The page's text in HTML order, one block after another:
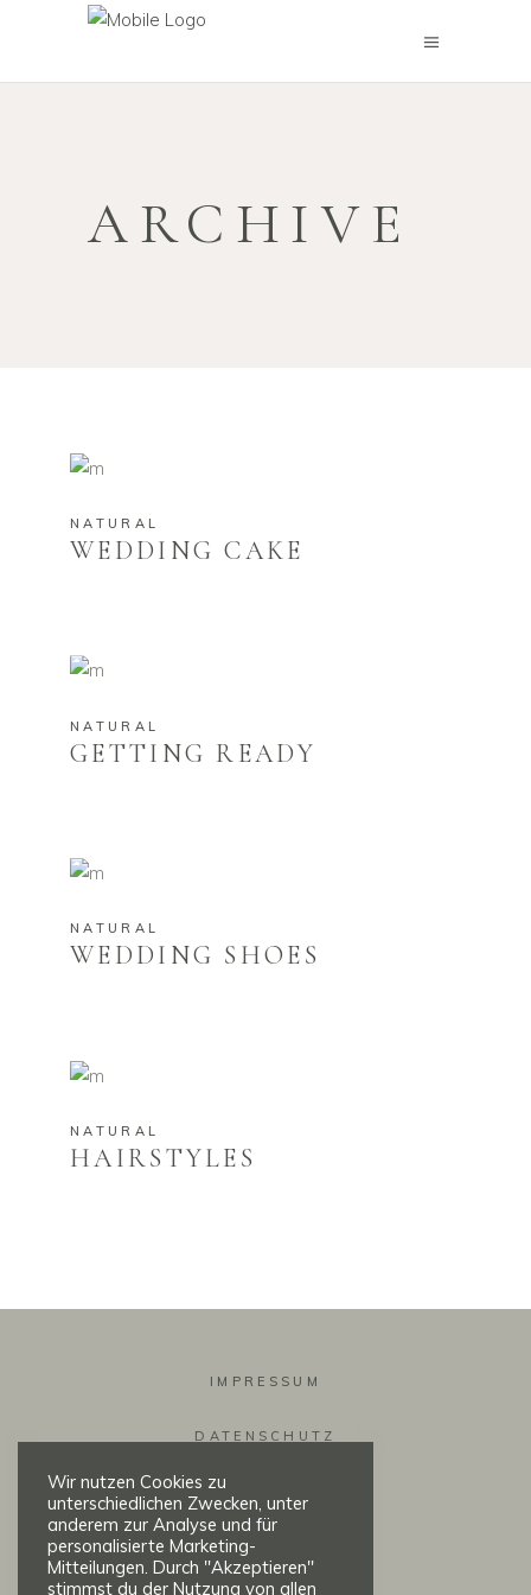
ARCHIVE
NATURAL
WEDDING CAKE
NATURAL
GETTING READY
NATURAL
WEDDING SHOES
NATURAL
HAIRSTYLES
IMPRESSUM
DATENSCHUTZ
KONTAKT
Wir nutzen Cookies zu
unterschiedlichen Zwecken, unter
anderem zur Analyse und für
personalisierte Marketing-
Mitteilungen. Durch "Akzeptieren"
stimmst du der Nutzung von allen